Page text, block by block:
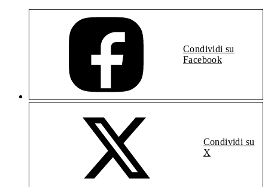
Condividi su
Facebook
Condividi su
X